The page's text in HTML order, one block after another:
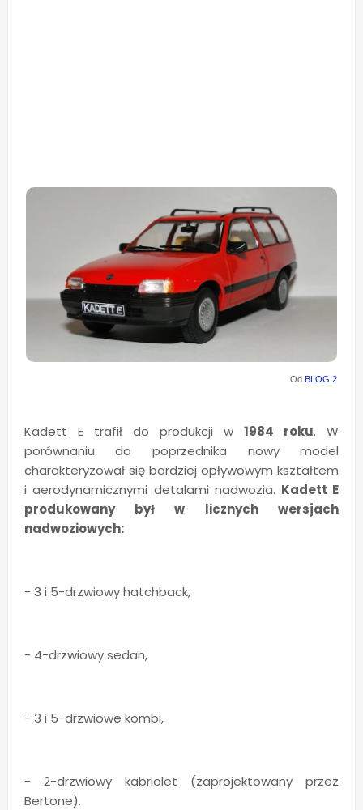
Od BLOG 2
Kadett E trafił do produkcji w1984 roku. W
porównaniu do poprzednika nowy model
charakteryzował się bardziej opływowym kształtem
i aerodynamicznymi detalami nadwozia. Kadett E
produkowany był w licznych wersjach
nadwoziowych:
- 3 i 5-drzwiowy hatchback,
- 4-drzwiowy sedan,
- 3 i 5-drzwiowe kombi,
- 2-drzwiowy kabriolet (zaprojektowany przez
Bertone).